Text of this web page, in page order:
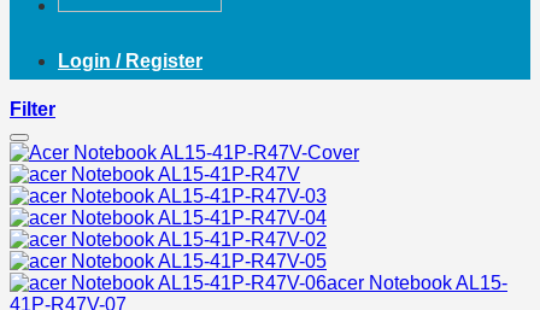
Login / Register
Filter